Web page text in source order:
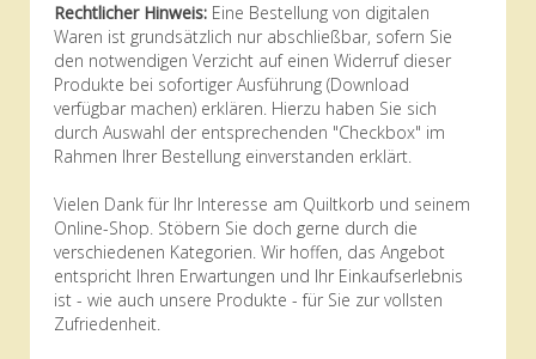
Rechtlicher Hinweis: Eine Bestellung von digitalen
Waren ist grundsätzlich nur abschließbar, sofern Sie
den notwendigen Verzicht auf einen Widerruf dieser
Produkte bei sofortiger Ausführung (Download
verfügbar machen) erklären. Hierzu haben Sie sich
durch Auswahl der entsprechenden "Checkbox" im
Rahmen Ihrer Bestellung einverstanden erklärt.
Vielen Dank für Ihr Interesse am Quiltkorb und seinem
Online-Shop. Stöbern Sie doch gerne durch die
verschiedenen Kategorien. Wir hoffen, das Angebot
entspricht Ihren Erwartungen und Ihr Einkaufserlebnis
ist - wie auch unsere Produkte - für Sie zur vollsten
Zufriedenheit.